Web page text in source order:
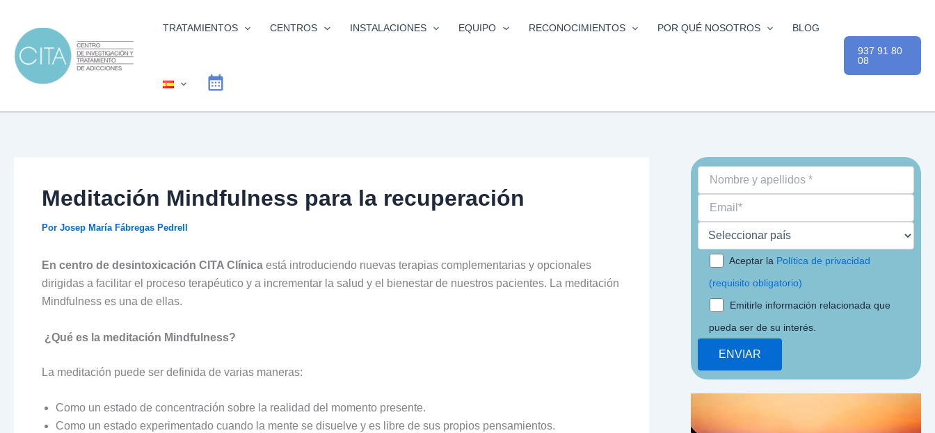
contenido
TRATAMIENTOS CENTROS INSTALACIONES EQUIPO RECONOCIMIENTOS POR QUÉ NOSOTROS BLOG
937 91 80
08
Meditación Mindfulness para la recuperación
Por Josep María Fábregas Pedrell
En centro de desintoxicación CITA Clínica está introduciendo nuevas terapias complementarias y opcionales
dirigidas a facilitar el proceso terapéutico y a incrementar la salud y el bienestar de nuestros pacientes. La meditación
Mindfulness es una de ellas.
¿Qué es la meditación Mindfulness?
La meditación puede ser definida de varias maneras:
Como un estado de concentración sobre la realidad del momento presente.
Como un estado experimentado cuando la mente se disuelve y es libre de sus propios pensamientos.
Aceptar la Política de privacidad
(requisito obligatorio)
Emitirle información relacionada que
pueda ser de su interés.